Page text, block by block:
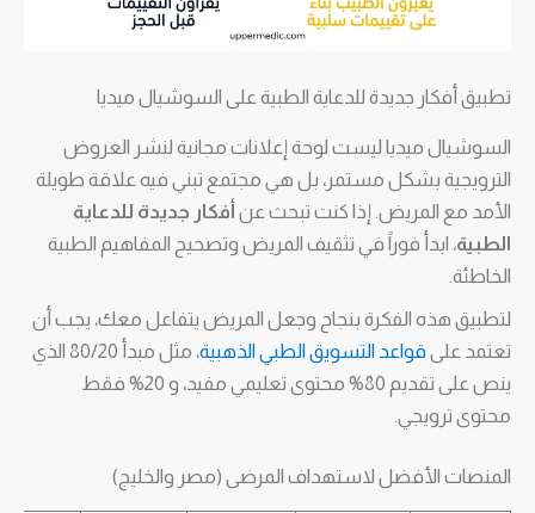
تطبيق أفكار جديدة للدعاية الطبية على السوشيال ميديا
السوشيال ميديا ليست لوحة إعلانات مجانية لنشر العروض
الترويجية بشكل مستمر، بل هي مجتمع تبني فيه علاقة طويلة
الأمد مع المريض. إذا كنت تبحث عن أفكار جديدة للدعاية
الطبية، ابدأ فوراً في تثقيف المريض وتصحيح المفاهيم الطبية
الخاطئة.
لتطبيق هذه الفكرة بنجاح وجعل المريض يتفاعل معك، يجب أن
تعتمد على قواعد التسويق الطبي الذهبية
، مثل مبدأ 80/20 الذي
ينص على تقديم 80% محتوى تعليمي مفيد، و 20% فقط
محتوى ترويجي.
المنصات الأفضل لاستهداف المرضى (مصر والخليج)